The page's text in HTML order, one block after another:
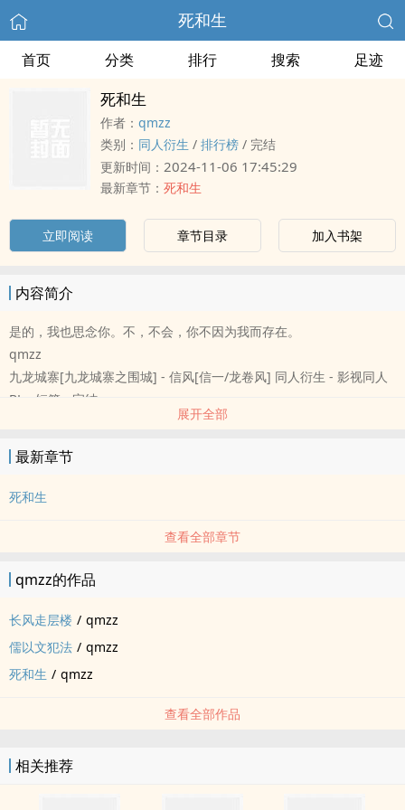
死和生
首页 分类 排行 搜索 足迹
死和生
作者： qmzz
类别： ‍‎‌同‎人‌‎衍生 / 排行榜 / 完结
更新时间： 2024-11-06 17:45:29
最新章节： 死和生
立即阅读 章节目录 加入书架
内容简介
是的，我也思念你。不，不会，你不因为我而存在。
qmzz
九龙城寨[九龙城寨之围城] - 信风[信一/龙卷风] ‍‎‌同‎人‌‎衍生 - 影视‍‎‌同‎人‌‎
BL - 短篇 - 完结
展开全部
最新章节
死和生
查看全部章节
qmzz的作品
长风走层楼 / qmzz
儒以文犯法 / qmzz
死和生 / qmzz
查看全部作品
相关推荐